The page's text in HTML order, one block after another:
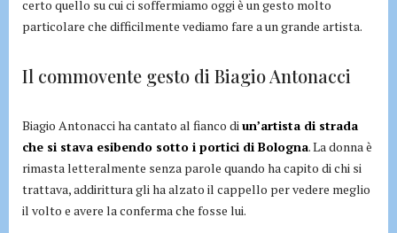
certo quello su cui ci soffermiamo oggi è un gesto molto
particolare che difficilmente vediamo fare a un grande artista.
Il commovente gesto di Biagio Antonacci
Biagio Antonacci ha cantato al fianco diun’artista di strada
che si stava esibendo sotto i portici di Bologna. La donna è
rimasta letteralmente senza parole quando ha capito di chi si
trattava, addirittura gli ha alzato il cappello per vedere meglio
il volto e avere la conferma che fosse lui.